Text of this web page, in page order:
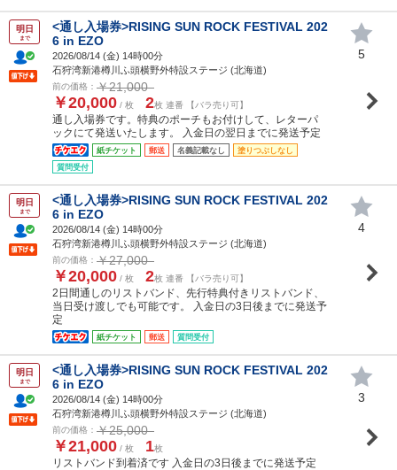
明日
まで
<通し入場券>RISING SUN ROCK FESTIVAL 202
6 in EZO
2026/08/14 (金) 14時00分
石狩湾新港樽川ふ頭横野外特設ステージ (北海道)
前の価格： ￥21,000
￥20,000 / 枚 2枚 連番 【バラ売り可】
通し入場券です。特典のポーチもお付けして、レターパ
ックにて発送いたします。 入金日の翌日までに発送予定
紙チケット 郵送 名義記載なし
塗りつぶしなし
質問受付
5
明日
まで
<通し入場券>RISING SUN ROCK FESTIVAL 202
6 in EZO
2026/08/14 (金) 14時00分
石狩湾新港樽川ふ頭横野外特設ステージ (北海道)
前の価格： ￥27,000
￥20,000 / 枚 2枚 連番 【バラ売り可】
2日間通しのリストバンド、先行特典付きリストバンド、
当日受け渡しでも可能です。 入金日の3日後までに発送予
定
紙チケット 郵送 質問受付
4
明日
まで
<通し入場券>RISING SUN ROCK FESTIVAL 202
6 in EZO
2026/08/14 (金) 14時00分
石狩湾新港樽川ふ頭横野外特設ステージ (北海道)
前の価格： ￥25,000
￥21,000 / 枚 1枚
リストバンド到着済です 入金日の3日後までに発送予定
3